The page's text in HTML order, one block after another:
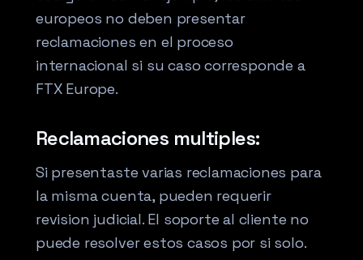
europeos no deben presentar
reclamaciones en el proceso
internacional si su caso corresponde a
FTX Europe.
Reclamaciones multiples:
Si presentaste varias reclamaciones para
la misma cuenta, pueden requerir
revision judicial. El soporte al cliente no
puede resolver estos casos por si solo.